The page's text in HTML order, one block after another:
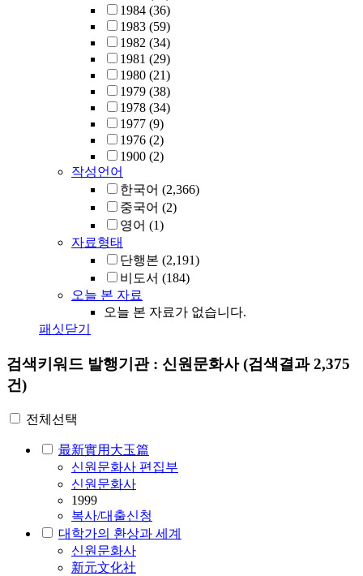
1984 (36)
1983 (59)
1982 (34)
1981 (29)
1980 (21)
1979 (38)
1978 (34)
1977 (9)
1976 (2)
1900 (2)
작성언어
한국어 (2,366)
중국어 (2)
영어 (1)
자료형태
단행본 (2,191)
비도서 (184)
오늘 본 자료
오늘 본 자료가 없습니다.
패싯닫기
검색키워드 발행기관 : 신원문화사(검색결과 2,375
건)
전체선택
最新實用大玉篇
신원문화사 편집부
신원문화사
1999
복사/대출신청
대학가의 환상과 세계
신원문화사
新元文化社